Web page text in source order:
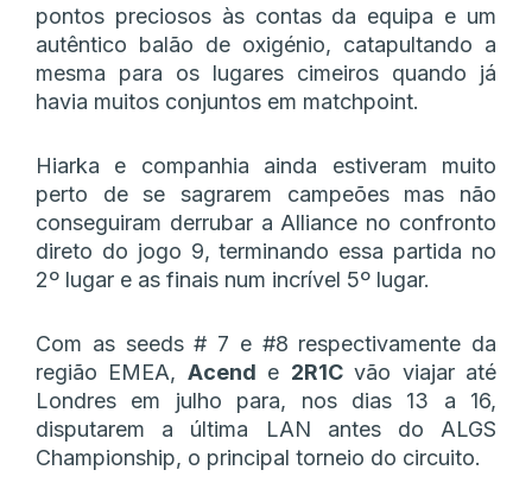
pontos preciosos às contas da equipa e um
autêntico balão de oxigénio, catapultando a
mesma para os lugares cimeiros quando já
havia muitos conjuntos em matchpoint.
Hiarka e companhia ainda estiveram muito
perto de se sagrarem campeões mas não
conseguiram derrubar a Alliance no confronto
direto do jogo 9, terminando essa partida no
2º lugar e as finais num incrível 5º lugar.
Com as seeds # 7 e #8 respectivamente da
região EMEA, Acend e 2R1Cvão viajar até
Londres em julho para, nos dias 13 a 16,
disputarem a última LAN antes do ALGS
Championship, o principal torneio do circuito.